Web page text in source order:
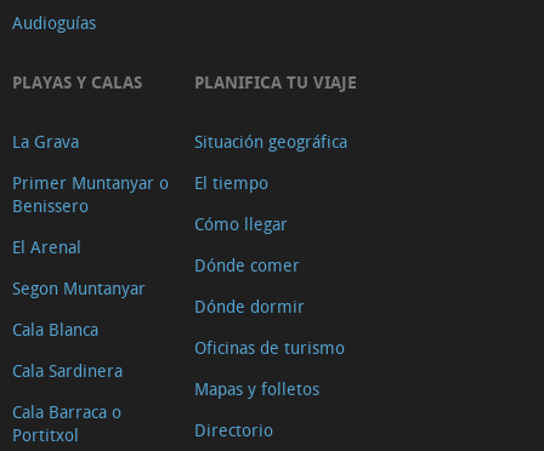
Audioguías
PLAYAS Y CALAS
La Grava
Primer Muntanyar o
Benissero
El Arenal
Segon Muntanyar
Cala Blanca
Cala Sardinera
Cala Barraca o
Portitxol
PLANIFICA TU VIAJE
Situación geográfica
El tiempo
Cómo llegar
Dónde comer
Dónde dormir
Oficinas de turismo
Mapas y folletos
Directorio